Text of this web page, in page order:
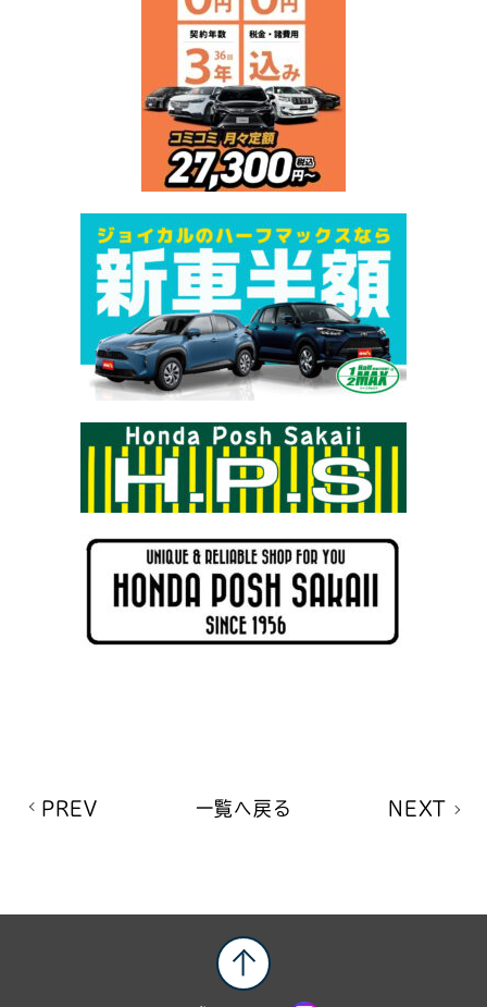
PREV 一覧へ戻る NEXT